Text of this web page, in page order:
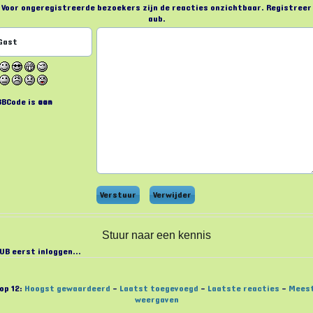
Voor ongeregistreerde bezoekers zijn de reacties onzichtbaar. Registreer
aub.
is aan
Stuur naar een kennis
eerst inloggen...
12: Hoogst gewaardeerd - Laatst toegevoegd - Laatste reacties -
weergaven